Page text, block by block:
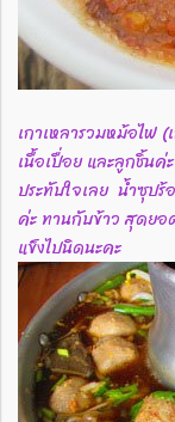
เกาเหลารวมหม้อไฟ
เนื้อเปื่อย และลูกชิ้น
ประทับใจเลยน้ำซุปร้อ
ค่ะ ทานกับข้าว สุดยอ
แข็งไปนิดนะคะ